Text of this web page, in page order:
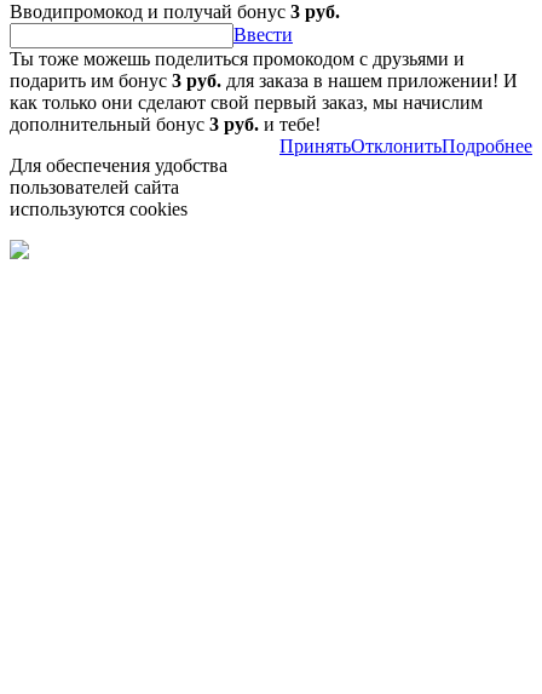
Вводипромокод и получай бонус 3 руб.
Ввести
Ты тоже можешь поделиться промокодом с друзьями и
подарить им бонус 3 руб. для заказа в нашем приложении! И
как только они сделают свой первый заказ, мы начислим
дополнительный бонус 3 руб. и тебе!
Для обеспечения удобства
пользователей сайта
используются cookies
ПринятьОтклонитьПодробнее